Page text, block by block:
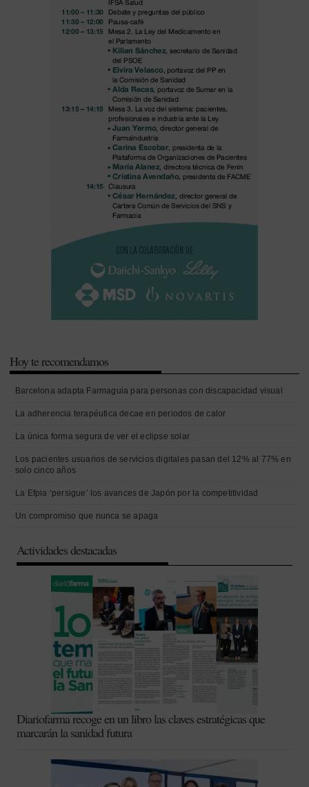
Hoy te recomendamos
Barcelona adapta Farmaguia para personas con discapacidad visual
La adherencia terapéutica decae en periodos de calor
La única forma segura de ver el eclipse solar
Los pacientes usuarios de servicios digitales pasan del 12% al 77% en
solo cinco años
La Efpia ‘persigue’ los avances de Japón por la competitividad
Un compromiso que nunca se apaga
Actividades destacadas
Diariofarma recoge en un libro las claves estratégicas que
marcarán la sanidad futura